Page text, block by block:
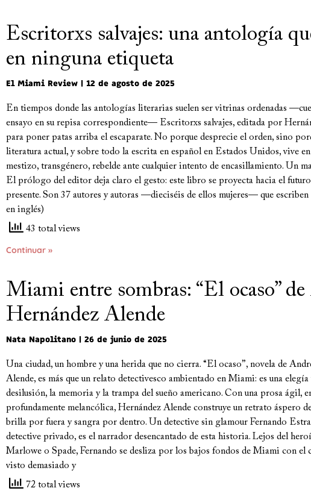
Escritorxs salvajes: una antología
en ninguna etiqueta
El Miami Review 12 de agosto de 2025
En tiempos donde las antologías literarias suelen ser vitrinas ordenadas
ensayo en su repisa correspondiente— Escritorxs salvajes, editada por
para poner patas arriba el escaparate. No porque desprecie el orden, sino
literatura actual, y sobre todo la escrita en español en Estados Unidos, vive
mestizo, transgénero, rebelde ante cualquier intento de encasillamiento. Un
El prólogo del editor deja claro el gesto: este libro se proyecta hacia el
presente. Son 37 autores y autoras —dieciséis de ellos mujeres— que escriben
en inglés)
43 total views
Continuar »
Miami entre sombras: “El ocaso”
Hernández Alende
Nata Napolitano 26 de junio de 2025
Una ciudad, un hombre y una herida que no cierra. “El ocaso”, novela de
Alende, es más que un relato detectivesco ambientado en Miami: es una elegía
desilusión, la memoria y la trampa del sueño americano. Con una prosa ágil,
profundamente melancólica, Hernández Alende construye un retrato áspero
brilla por fuera y sangra por dentro. Un detective sin glamour Fernando
detective privado, es el narrador desencantado de esta historia. Lejos del
Marlowe o Spade, Fernando se desliza por los bajos fondos de Miami con el
visto demasiado y
72 total views